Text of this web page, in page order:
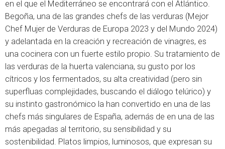
en el que el Mediterráneo se encontrará con el Atlántico.
Begoña, una de las grandes chefs de las verduras (Mejor
Chef Mujer de Verduras de Europa 2023 y del Mundo 2024)
y adelantada en la creación y recreación de vinagres, es
una cocinera con un fuerte estilo propio. Su tratamiento de
las verduras de la huerta valenciana, su gusto por los
cítricos y los fermentados, su alta creatividad (pero sin
superfluas complejidades, buscando el diálogo telúrico) y
su instinto gastronómico la han convertido en una de las
chefs más singulares de España, además de en una de las
más apegadas al territorio, su sensibilidad y su
sostenibilidad. Platos limpios, luminosos, que expresan su